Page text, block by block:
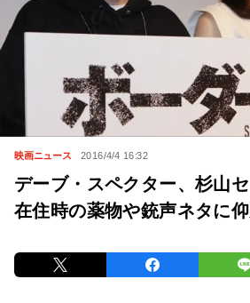
映画ニュース 2016/4/4 16:32
デーブ・スペクター、杉山
在住時の薬物や銃声ネタに仰